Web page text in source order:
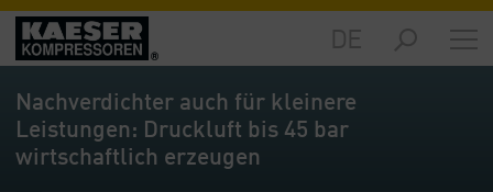
Märkte
-
Übersicht
Produkte
Nachverdichter auch für kleinere
Leistungen: Druckluft bis 45 bar
wirtschaftlich erzeugen